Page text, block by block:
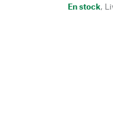
En stock,